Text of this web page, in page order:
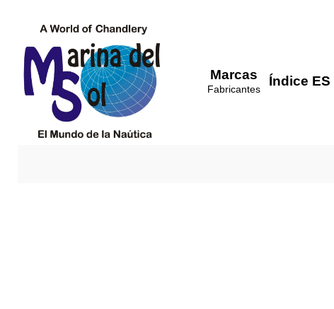
Marcas
Fabricantes
Índice ES